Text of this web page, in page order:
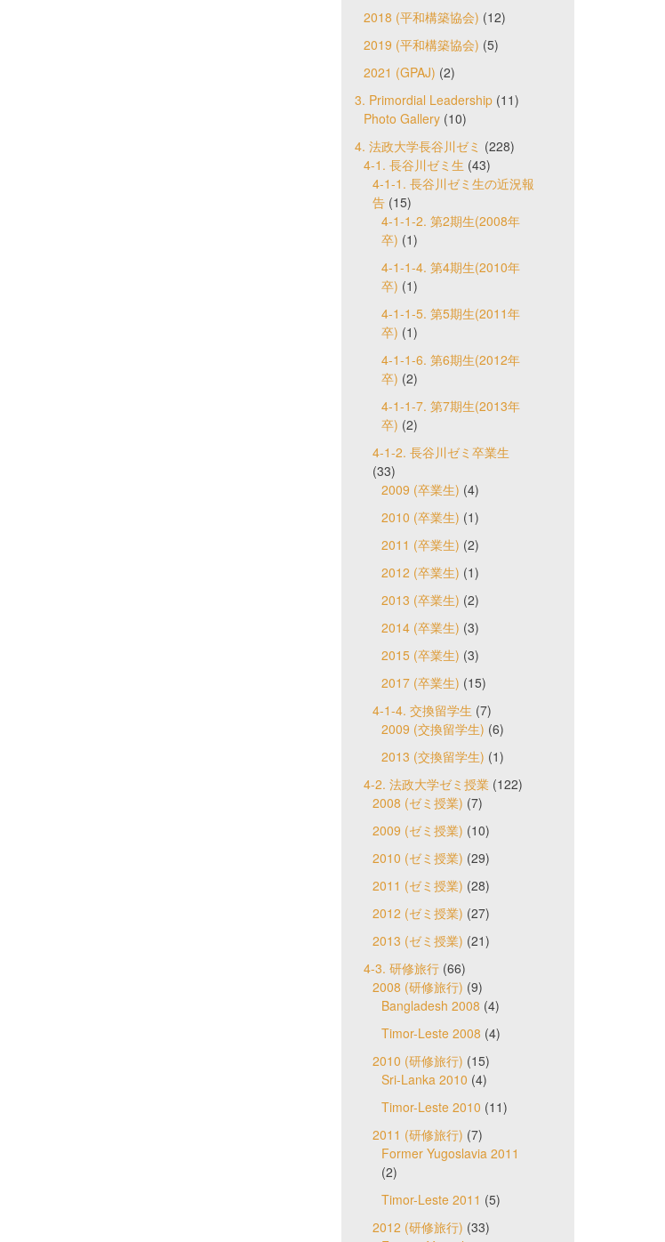
2018 (平和構築協会) (12)
2019 (平和構築協会) (5)
2021 (GPAJ) (2)
3. Primordial Leadership(11)
Photo Gallery(10)
4. 法政大学長谷川ゼミ (228)
4-1. 長谷川ゼミ生 (43)
4-1-1. 長谷川ゼミ生の近況報
告(15)
4-1-1-2. 第2期生(2008年
卒) (1)
4-1-1-4. 第4期生(2010年
卒) (1)
4-1-1-5. 第5期生(2011年
卒) (1)
4-1-1-6. 第6期生(2012年
卒) (2)
4-1-1-7. 第7期生(2013年
卒) (2)
4-1-2. 長谷川ゼミ卒業生
(33)
2009 (卒業生) (4)
2010 (卒業生) (1)
2011 (卒業生) (2)
2012 (卒業生) (1)
2013 (卒業生) (2)
2014 (卒業生) (3)
2015 (卒業生) (3)
2017 (卒業生) (15)
4-1-4. 交換留学生 (7)
2009 (交換留学生) (6)
2013 (交換留学生) (1)
4-2. 法政大学ゼミ授業(122)
2008 (ゼミ授業) (7)
2009 (ゼミ授業) (10)
2010 (ゼミ授業) (29)
2011 (ゼミ授業) (28)
2012 (ゼミ授業) (27)
2013 (ゼミ授業) (21)
4-3. 研修旅行(66)
2008 (研修旅行) (9)
Bangladesh 2008 (4)
Timor-Leste 2008 (4)
2010 (研修旅行) (15)
Sri-Lanka 2010 (4)
Timor-Leste 2010 (11)
2011 (研修旅行) (7)
Former Yugoslavia 2011
(2)
Timor-Leste 2011 (5)
2012 (研修旅行) (33)